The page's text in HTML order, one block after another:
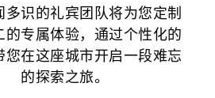
多识的礼宾团队将为您定制
的专属体验，通过个性化的
您在这座城市开启一段难忘
的探索之旅。